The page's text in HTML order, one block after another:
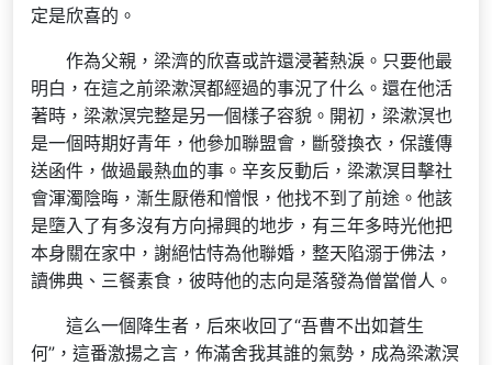
定是欣喜的。
作為父親，梁濟的欣喜或許還浸著熱淚。只要他最
明白，在這之前梁漱溟都經過的事況了什么。還在他活
著時，梁漱溟完整是另一個樣子容貌。開初，梁漱溟也
是一個時期好青年，他參加聯盟會，斷發換衣，保護傳
送函件，做過最熱血的事。辛亥反動后，梁漱溟目擊社
會渾濁陰晦，漸生厭倦和憎恨，他找不到了前途。他該
是墮入了有多沒有方向掃興的地步，有三年多時光他把
本身關在家中，謝絕怙恃為他聯婚，整天陷溺于佛法，
讀佛典、三餐素食，彼時他的志向是落發為僧當僧人。
這么一個降生者，后來收回了“吾曹不出如蒼生
何”，這番激揚之言，佈滿舍我其誰的氣勢，成為梁漱溟